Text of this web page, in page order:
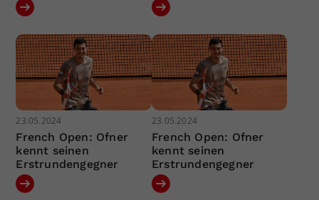
23.05.2024
French Open: Ofner
kennt seinen
Erstrundengegner
23.05.2024
French Open: Ofner
kennt seinen
Erstrundengegner